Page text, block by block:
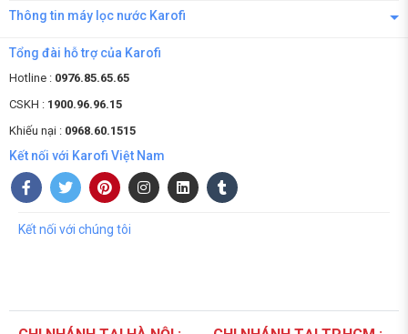
Thông tin máy lọc nước Karofi
Tổng đài hỗ trợ của Karofi
Hotline : 0976.85.65.65
CSKH : 1900.96.96.15
Khiếu nại : 0968.60.1515
Kết nối với Karofi Việt Nam
Kết nối với chúng tôi